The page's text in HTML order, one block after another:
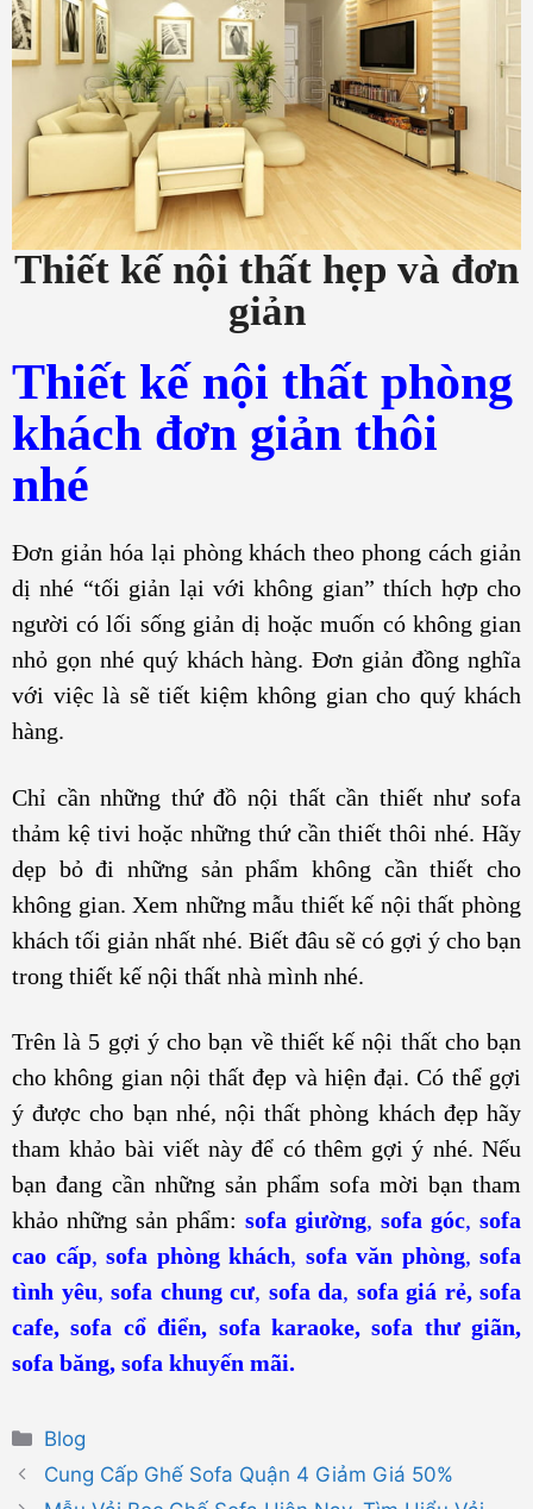
Thiết kế nội thất hẹp và đơn
giản
Thiết kế nội thất phòng
khách đơn giản thôi
nhé
Đơn giản hóa lại phòng khách theo phong cách giản
dị nhé “tối giản lại với không gian” thích hợp cho
người có lối sống giản dị hoặc muốn có không gian
nhỏ gọn nhé quý khách hàng. Đơn giản đồng nghĩa
với việc là sẽ tiết kiệm không gian cho quý khách
hàng.
Chỉ cần những thứ đồ nội thất cần thiết như sofa
thảm kệ tivi hoặc những thứ cần thiết thôi nhé. Hãy
dẹp bỏ đi những sản phẩm không cần thiết cho
không gian. Xem những mẫu thiết kế nội thất phòng
khách tối giản nhất nhé. Biết đâu sẽ có gợi ý cho bạn
trong thiết kế nội thất nhà mình nhé.
Trên là 5 gợi ý cho bạn về thiết kế nội thất cho bạn
cho không gian nội thất đẹp và hiện đại. Có thể gợi
ý được cho bạn nhé, nội thất phòng khách đẹp hãy
tham khảo bài viết này để có thêm gợi ý nhé. Nếu
bạn đang cần những sản phẩm sofa mời bạn tham
khảo những sản phẩm: sofa giường, sofa góc, sofa
cao cấp, sofa phòng khách, sofa văn phòng, sofa
tình yêu, sofa chung cư, sofa da, sofa giá rẻ, sofa
cafe,sofa cổ điển, sofa karaoke,sofa thư giãn,
sofa băng, sofa khuyến mãi.
Danh
mục
Blog
Cung Cấp Ghế Sofa Quận 4 Giảm Giá 50%